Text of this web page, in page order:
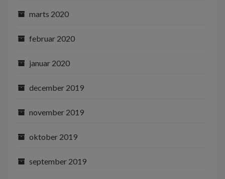
marts 2020
februar 2020
januar 2020
december 2019
november 2019
oktober 2019
september 2019